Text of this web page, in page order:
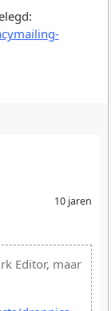
10 jaren
Editor, maar